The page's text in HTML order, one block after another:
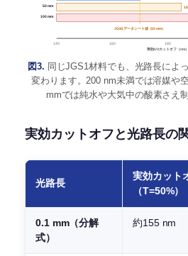
140 160 180
実効UVカットオフ（nm）
50 mm
100 mm
JGS1データシート値（10 mm）
図3. 同じJGS1材料でも、光路長によ
変わります。200 nm未満では溶媒や
mmでは純水や大気中の酸素さえ
実効カットオフと光路長の
光路長
実効カット
（T=50%）
0.1 mm（分解
式）
約155 nm